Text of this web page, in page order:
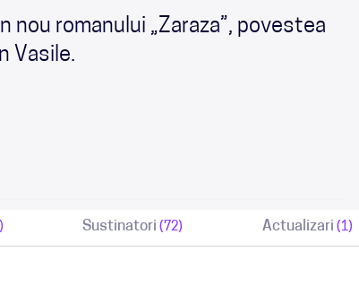
nou romanului „Zaraza”, povestea
Vasile.
Sustinatori (72) Actualizari (1)